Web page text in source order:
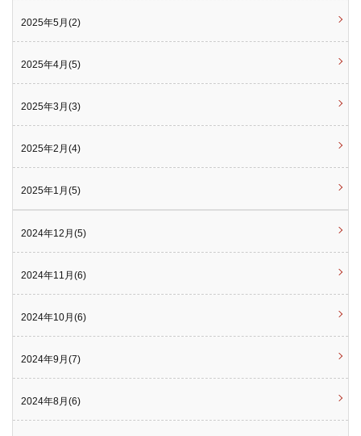
2025年5月(2)
2025年4月(5)
2025年3月(3)
2025年2月(4)
2025年1月(5)
2024年12月(5)
2024年11月(6)
2024年10月(6)
2024年9月(7)
2024年8月(6)